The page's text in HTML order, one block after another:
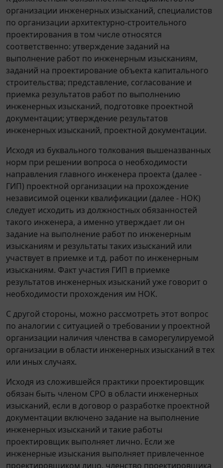
организации инженерных изысканий, специалистов
по организации архитектурно-строительного
проектирования в том числе относятся
соответственно: утверждение заданий на
выполнение работ по инженерным изысканиям,
заданий на проектирование объекта капитального
строительства; представление, согласование и
приемка результатов работ по выполнению
инженерных изысканий, подготовке проектной
документации; утверждение результатов
инженерных изысканий, проектной документации.
Исходя из буквального толкования вышеназванных
норм при решении вопроса о необходимости
направления главного инженера проекта (далее -
ГИП) проектной организации на прохождение
независимой оценки квалификации (далее - НОК)
следует исходить из должностных обязанностей
такого инженера, а именно утверждает ли он
задание на выполнение работ по инженерным
изысканиям и результаты таких изысканий или
участвует в приемке и т.д. работ по инженерным
изысканиям. Факт участия ГИП в приемке
результатов инженерных изысканий уже говорит о
необходимости прохождения им НОК.
С другой стороны, можно рассмотреть этот вопрос
по аналогии с ситуацией о требовании у проектной
организации наличия членства в саморегулируемой
организации в области инженерных изысканий в тех
или иных случаях.
Исходя из сложившейся практики проектировщик
обязан быть членом СРО в области инженерных
изысканий, если в договор о разработке проектной
документации включено задание на выполнение
инженерных изысканий и такие работы
проектировщик выполняет лично. Если же
инженерные изыскания выполняет привлеченное
проектировщиком лицо, членство проектировщика